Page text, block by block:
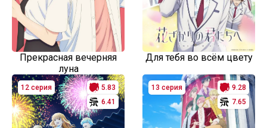
Прекрасная вечерняя
луна
Для тебя во всём цвету
12 серия
5.83
6.41
13 серия
9.28
7.65